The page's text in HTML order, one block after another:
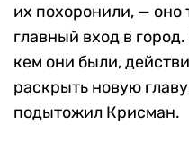
их похоронили, — оно
главный вход в
кем они были,
раскрыть новую
подытожил Крисман.